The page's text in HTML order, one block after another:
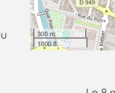
300 m
1000 ft